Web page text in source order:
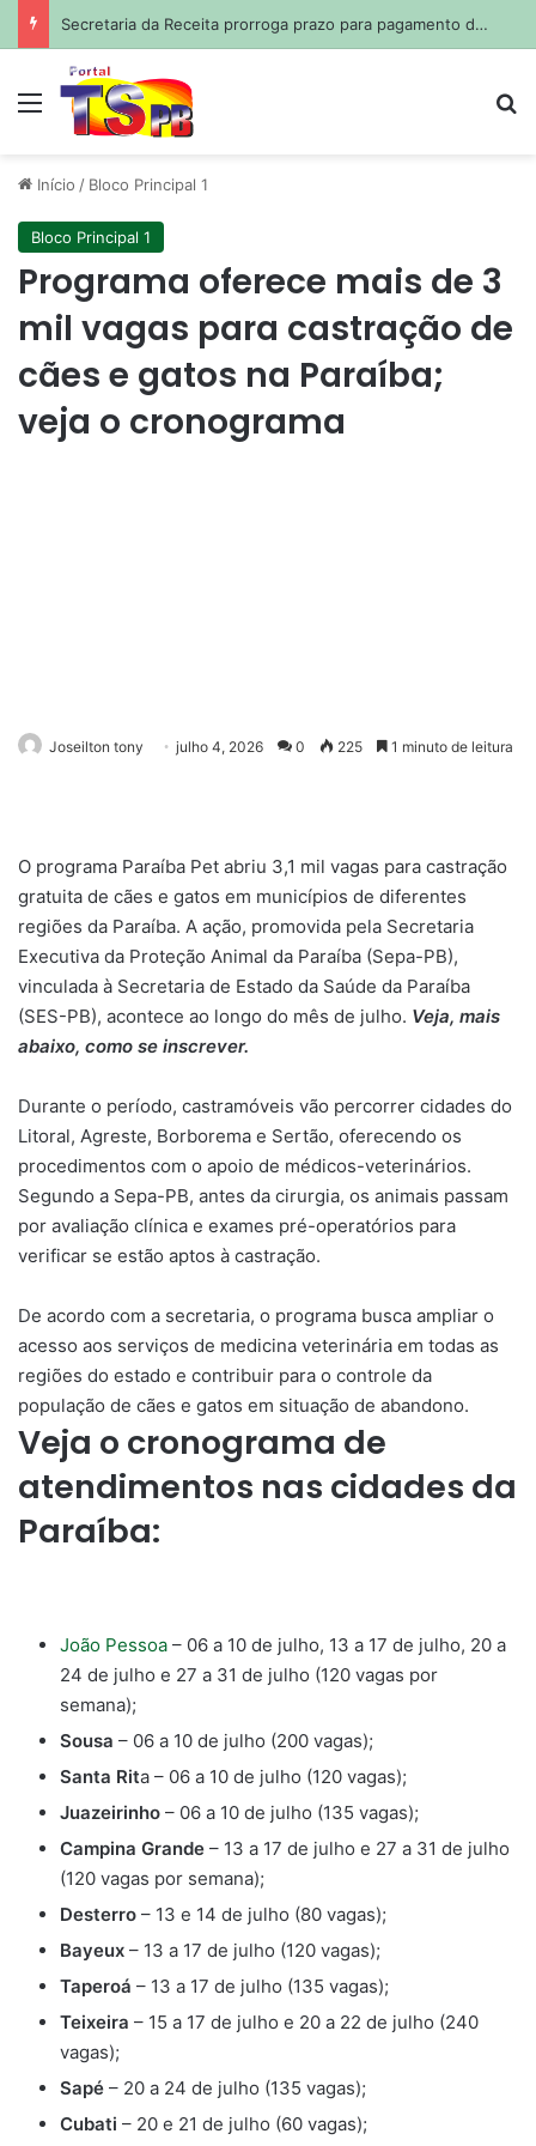
Secretaria da Receita prorroga prazo para pagamento do ISS de julho
Menu
Início / Bloco Principal 1
Bloco Principal 1
Programa oferece mais de 3
mil vagas para castração de
cães e gatos na Paraíba;
veja o cronograma
Joseilton tony julho 4, 2026 0 225 1 minuto de leitura
O programa Paraíba Pet abriu 3,1 mil vagas para castração
gratuita de cães e gatos em municípios de diferentes
regiões da Paraíba. A ação, promovida pela Secretaria
Executiva da Proteção Animal da Paraíba (Sepa-PB),
vinculada à Secretaria de Estado da Saúde da Paraíba
(SES-PB), acontece ao longo do mês de julho. Veja, mais
abaixo, como se inscrever.
Durante o período, castramóveis vão percorrer cidades do
Litoral, Agreste, Borborema e Sertão, oferecendo os
procedimentos com o apoio de médicos-veterinários.
Segundo a Sepa-PB, antes da cirurgia, os animais passam
por avaliação clínica e exames pré-operatórios para
verificar se estão aptos à castração.
De acordo com a secretaria, o programa busca ampliar o
acesso aos serviços de medicina veterinária em todas as
regiões do estado e contribuir para o controle da
população de cães e gatos em situação de abandono.
Veja o cronograma de
atendimentos nas cidades da
Paraíba:
João Pessoa – 06 a 10 de julho, 13 a 17 de julho, 20 a
24 de julho e 27 a 31 de julho (120 vagas por
semana);
Sousa – 06 a 10 de julho (200 vagas);
Santa Rita – 06 a 10 de julho (120 vagas);
Juazeirinho – 06 a 10 de julho (135 vagas);
Campina Grande – 13 a 17 de julho e 27 a 31 de julho
(120 vagas por semana);
Desterro – 13 e 14 de julho (80 vagas);
Bayeux – 13 a 17 de julho (120 vagas);
Taperoá – 13 a 17 de julho (135 vagas);
Teixeira – 15 a 17 de julho e 20 a 22 de julho (240
vagas);
Sapé – 20 a 24 de julho (135 vagas);
Cubati – 20 e 21 de julho (60 vagas);